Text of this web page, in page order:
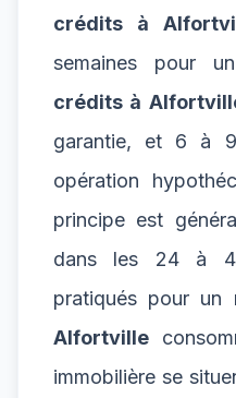
crédits à
semaines pour
crédits à
garantie, et 6 à
opération
principe est
dans les 24 à
pratiqués pour un
Alfortville
immobilière se